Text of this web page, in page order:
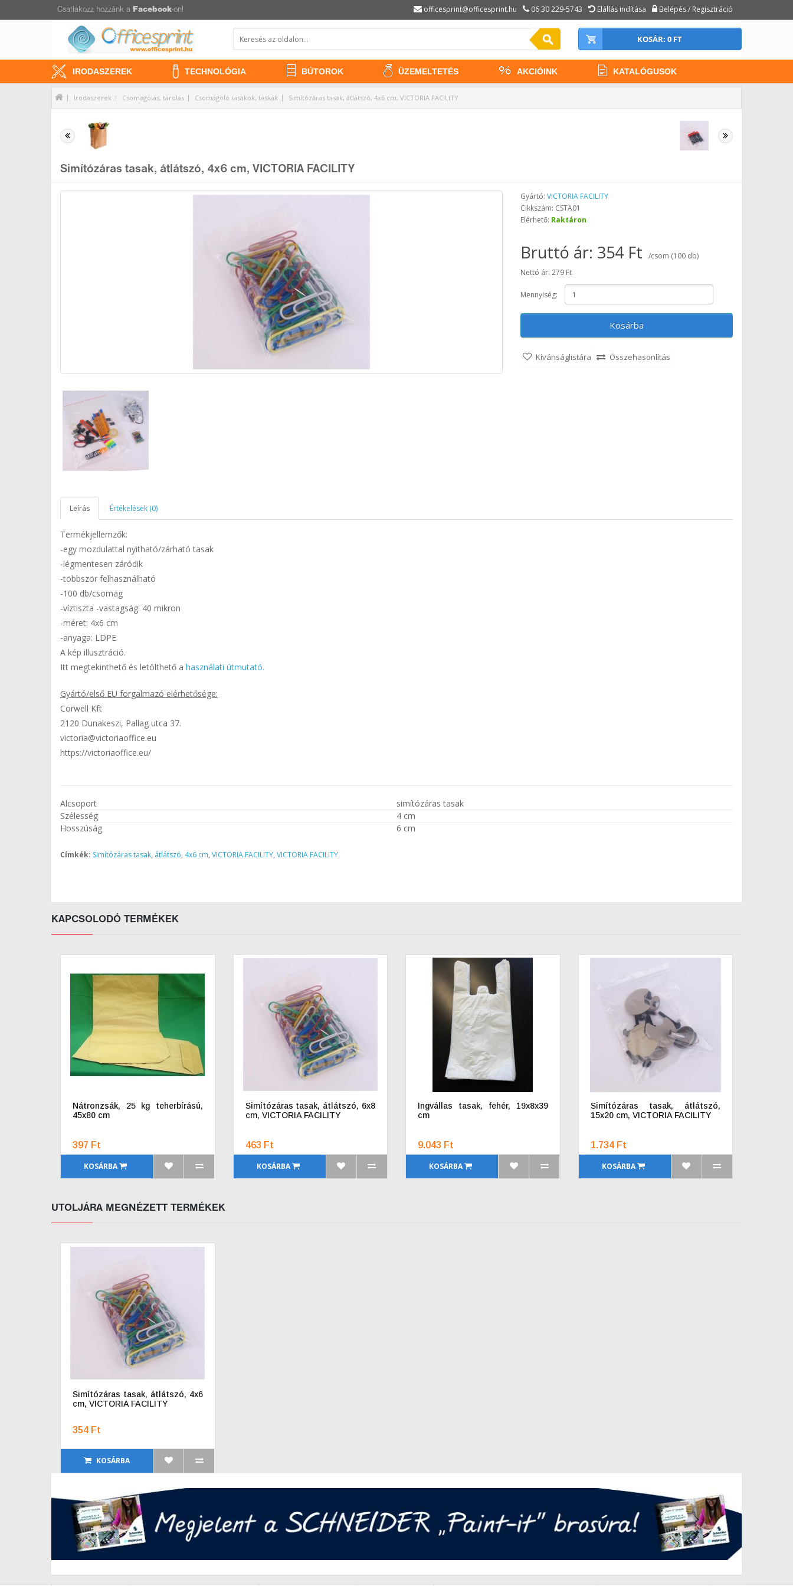
Csatlakozz hozzánk a Facebook-on! officesprint@officesprint.hu 06 30 229-5743 Elállás indítása Belépés / Regisztráció
KOSÁR: 0 FT
IRODASZEREK TECHNOLÓGIA BÚTOROK ÜZEMELTETÉS AKCIÓINK KATALÓGUSOK
Irodaszerek Csomagolás, tárolás Csomagoló tasakok, táskák Simítózáras tasak, átlátszó, 4x6 cm, VICTORIA FACILITY
Simítózáras tasak, átlátszó, 4x6 cm, VICTORIA FACILITY
Gyártó: VICTORIA FACILITY
Cikkszám: CSTA01
Elérhető: Raktáron
Bruttó ár: 354 Ft
/csom (100 db)
Nettó ár: 279 Ft
Mennyiség:
Kosárba
Kívánságlistára Összehasonlítás
Leírás Értékelések (0)
Termékjellemzők:
-egy mozdulattal nyitható/zárható tasak
-légmentesen záródik
-többször felhasználható
-100 db/csomag
-víztiszta -vastagság: 40 mikron
-méret: 4x6 cm
-anyaga: LDPE
A kép illusztráció.
Itt megtekinthető és letölthető a használati útmutató.
Gyártó/első EU forgalmazó elérhetősége:
Corwell Kft
2120 Dunakeszi, Pallag utca 37.
victoria@victoriaoffice.eu
https://victoriaoffice.eu/
Alcsoport
simítózáras tasak
Szélesség
4 cm
Hosszúság
6 cm
Címkék: Simítózáras tasak, átlátszó, 4x6 cm, VICTORIA FACILITY, VICTORIA FACILITY
KAPCSOLODÓ TERMÉKEK
Nátronzsák, 25 kg teherbírású,
45x80 cm
397 Ft
KOSÁRBA
Simítózáras tasak, átlátszó, 6x8
cm, VICTORIA FACILITY
463 Ft
KOSÁRBA
Ingvállas tasak, fehér, 19x8x39
cm
9.043 Ft
KOSÁRBA
Simítózáras tasak, átlátszó,
15x20 cm, VICTORIA FACILITY
1.734 Ft
KOSÁRBA
UTOLJÁRA MEGNÉZETT TERMÉKEK
Simítózáras tasak, átlátszó, 4x6
cm, VICTORIA FACILITY
354 Ft
KOSÁRBA